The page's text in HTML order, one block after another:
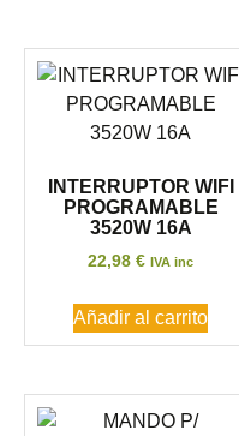
INTERRUPTOR WIFI
PROGRAMABLE
3520W 16A
22,98 € IVA inc
Añadir al carrito